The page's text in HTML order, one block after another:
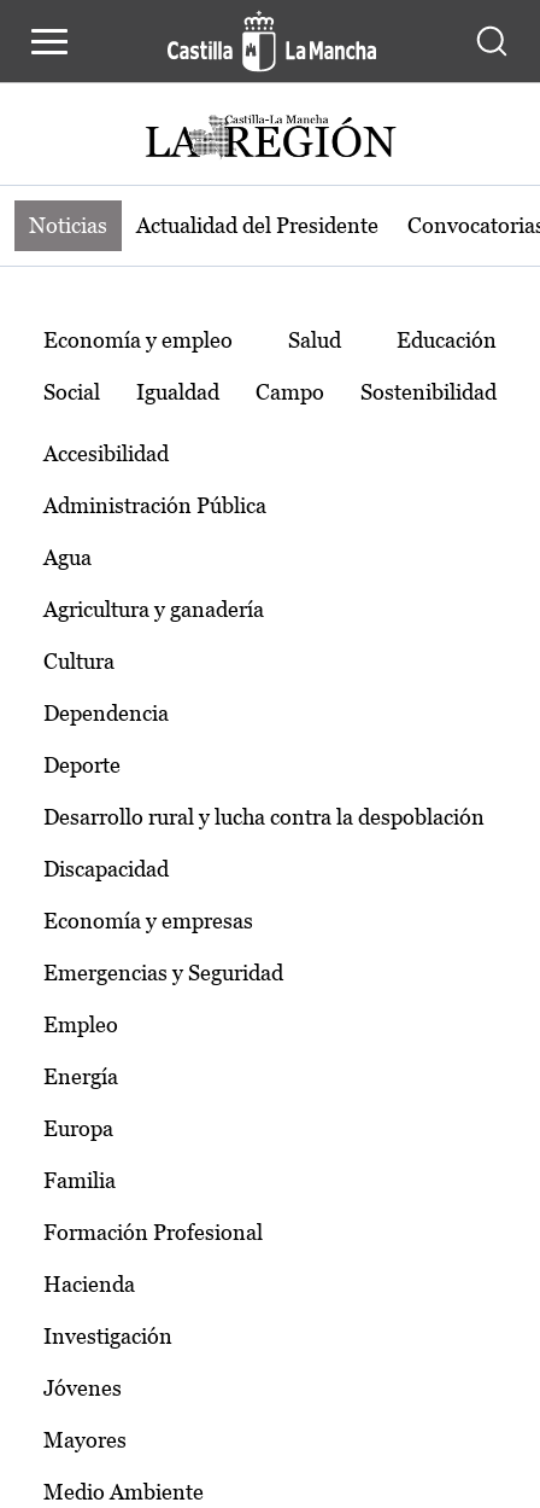
Noticias de la región de Castilla-La
Noticias Actualidad del Presidente
Temas
Economía y empleo Salud Educación
Social Igualdad Campo Sostenibilidad
Accesibilidad
Administración Pública
Agua
Agricultura y ganadería
Cultura
Dependencia
Deporte
Desarrollo rural y lucha contra la despoblación
Discapacidad
Economía y empresas
Emergencias y Seguridad
Empleo
Energía
Europa
Familia
Formación Profesional
Hacienda
Investigación
Jóvenes
Mayores
Medio Ambiente